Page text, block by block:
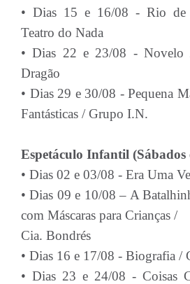
• Dias 15 e 16/08 - Rio de
Teatro do Nada
• Dias 22 e 23/08 - Novelo
Dragão
• Dias 29 e 30/08 - Pequena
Fantásticas / Grupo I.N.
Espetáculo Infantil (Sábados
• Dias 02 e 03/08 - Era Uma
• Dias 09 e 10/08 – A
com Máscaras para Crianças /
Cia. Bondrés
• Dias 16 e 17/08 - Biografia /
• Dias 23 e 24/08 - Coisas